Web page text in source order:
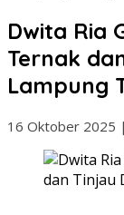
Dwita Ria
Ternak
Lampung
16 Oktober 2025 |